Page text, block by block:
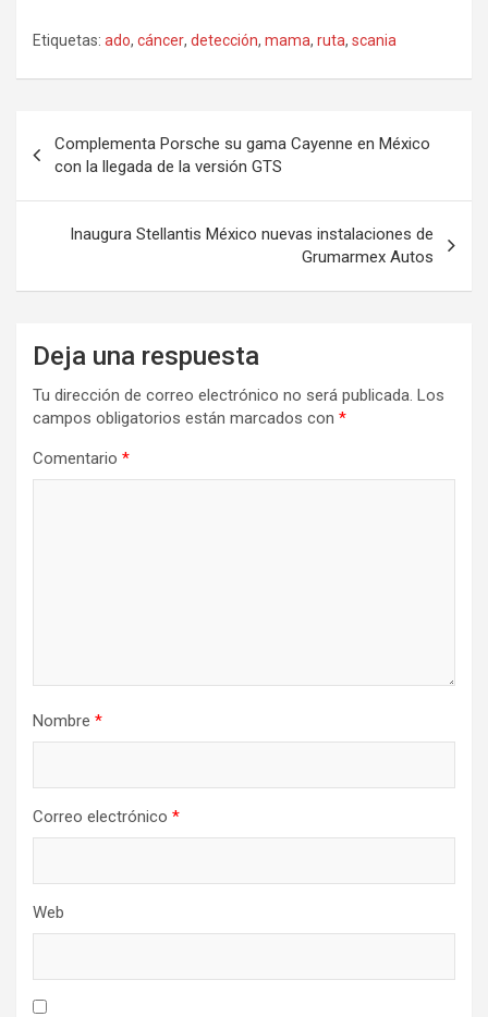
Etiquetas: ado, cáncer, detección, mama, ruta, scania
de
entradas
Complementa Porsche su gama Cayenne en México
con la llegada de la versión GTS
Inaugura Stellantis México nuevas instalaciones de
Grumarmex Autos
Deja una respuesta
Tu dirección de correo electrónico no será publicada. Los
campos obligatorios están marcados con *
Comentario *
Nombre *
Correo electrónico *
Web